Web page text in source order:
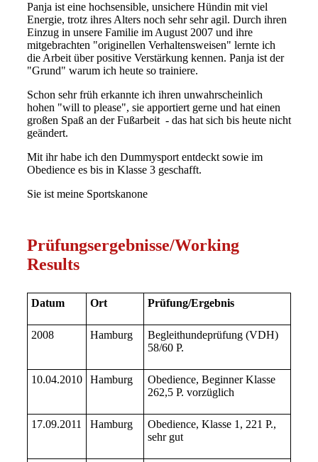
Panja ist eine hochsensible, unsichere Hündin mit viel
Energie, trotz ihres Alters noch sehr sehr agil. Durch ihren
Einzug in unsere Familie im August 2007 und ihre
mitgebrachten "originellen Verhaltensweisen" lernte ich
die Arbeit über positive Verstärkung kennen. Panja ist der
"Grund" warum ich heute so trainiere.
Schon sehr früh erkannte ich ihren unwahrscheinlich
hohen "will to please", sie apportiert gerne und hat einen
großen Spaß an der Fußarbeit - das hat sich bis heute nicht
geändert.
Mit ihr habe ich den Dummysport entdeckt sowie im
Obedience es bis in Klasse 3 geschafft.
Sie ist meine Sportskanone
Prüfungsergebnisse/Working
Results
Datum Ort Prüfung/Ergebnis
2008 Hamburg
Begleithundeprüfung (VDH)
58/60 P.
10.04.2010 Hamburg
Obedience, Beginner Klasse
262,5 P. vorzüglich
17.09.2011 Hamburg
Obedience, Klasse 1, 221 P.,
sehr gut